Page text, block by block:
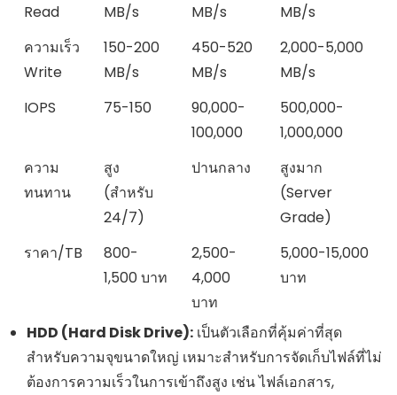
Read
MB/s
MB/s
MB/s
ความเร็ว
Write
150-200
MB/s
450-520
MB/s
2,000-5,000
MB/s
IOPS
75-150
90,000-
100,000
500,000-
1,000,000
ความ
ทนทาน
สูง
(สำหรับ
24/7)
ปานกลาง
สูงมาก
(Server
Grade)
ราคา/TB
800-
1,500 บาท
2,500-
4,000
บาท
5,000-15,000
บาท
HDD (Hard Disk Drive): เป็นตัวเลือกที่คุ้มค่าที่สุด
สำหรับความจุขนาดใหญ่ เหมาะสำหรับการจัดเก็บไฟล์ที่ไม่
ต้องการความเร็วในการเข้าถึงสูง เช่น ไฟล์เอกสาร,